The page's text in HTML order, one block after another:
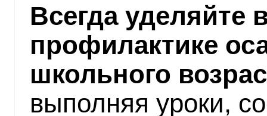
Всегда уделяйте
профилактике
школьного
выполняя уроки,